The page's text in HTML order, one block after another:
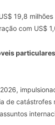
19,8
com US$
particulares
catástrofes